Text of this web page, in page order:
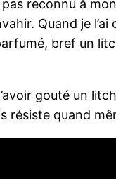
pas reconnu à
Quand je
bref un
gouté un
résiste quand